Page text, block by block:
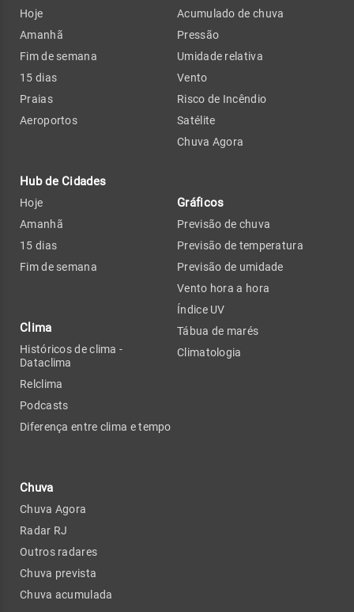
Hoje
Amanhã
Fim de semana
15 dias
Praias
Aeroportos
Hub de Cidades
Hoje
Amanhã
15 dias
Fim de semana
Clima
Históricos de clima -
Dataclima
Relclima
Podcasts
Diferença entre clima e tempo
Chuva
Chuva Agora
Radar RJ
Outros radares
Chuva prevista
Chuva acumulada
Acumulado de chuva
Pressão
Umidade relativa
Vento
Risco de Incêndio
Satélite
Chuva Agora
Gráficos
Previsão de chuva
Previsão de temperatura
Previsão de umidade
Vento hora a hora
Índice UV
Tábua de marés
Climatologia